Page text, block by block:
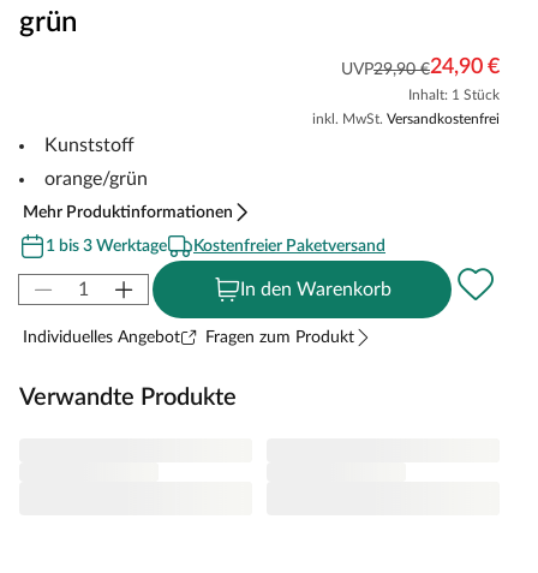
grün
UVP29,90 €24,90 €
Inhalt: 1 Stück
inkl. MwSt. Versandkostenfrei
Kunststoff
orange/grün
Mehr Produktinformationen
1 bis 3 Werktage
Kostenfreier Paketversand
In den Warenkorb
Individuelles Angebot Fragen zum Produkt
Verwandte Produkte